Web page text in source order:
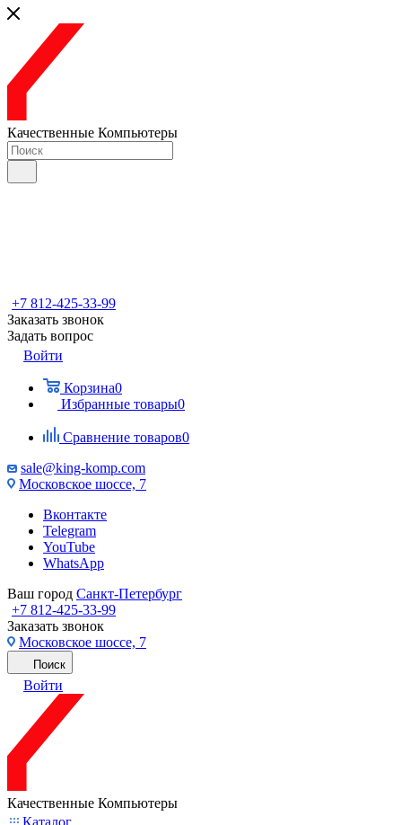
Качественные Компьютеры
+7 812-425-33-99
Заказать звонок
Задать вопрос
Войти
Корзина0
Избранные товары0
Сравнение товаров0
sale@king-komp.com
Московское шоссе, 7
Вконтакте
Telegram
YouTube
WhatsApp
Ваш город Санкт-Петербург
+7 812-425-33-99
Заказать звонок
Московское шоссе, 7
Поиск
Войти
Качественные Компьютеры
Каталог